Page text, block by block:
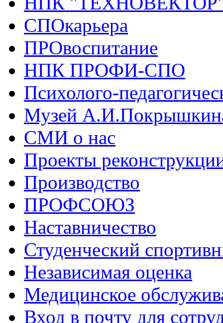
СПОкарьера
ПРОвоспитание
НПК ПРОФИ-СПО
Психолого-
Музей
СМИ о нас
Проекты
Производство
ПРОФСОЮЗ
Наставничество
Студенческий
Независимая оценка
Медицинское
Вход в почту для